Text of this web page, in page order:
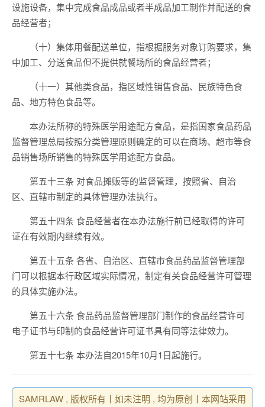
设施设备，集中完成食品成品或者半成品加工制作并配送的食
品经营者；
（十）集体用餐配送单位，指根据服务对象订购要求，集
中加工、分送食品但不提供就餐场所的食品经营者；
（十一）其他类食品，指区域性销售食品、民族特色食
品、地方特色食品等。
本办法所称的特殊医学用途配方食品，是指国家食品药品
监督管理总局按照分类管理原则确定的可以在商场、超市等食
品销售场所销售的特殊医学用途配方食品。
第五十三条 对食品摊贩等的监督管理，按照省、自治
区、直辖市制定的具体管理办法执行。
第五十四条 食品经营者在本办法施行前已经取得的许可
证在有效期内继续有效。
第五十五条 各省、自治区、直辖市食品药品监督管理部
门可以根据本行政区域实际情况，制定有关食品经营许可管理
的具体实施办法。
第五十六条 食品药品监督管理部门制作的食品经营许可
电子证书与印制的食品经营许可证书具有同等法律效力。
第五十七条 本办法自2015年10月1日起施行。
SAMRLAW , 版权所有丨如未注明 , 均为原创丨本网站采用